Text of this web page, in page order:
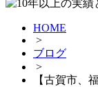
HOME
>
ブログ
>
【古賀市